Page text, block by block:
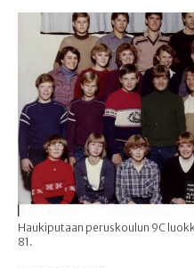
Haukiputaan peruskoulun 9C
81.